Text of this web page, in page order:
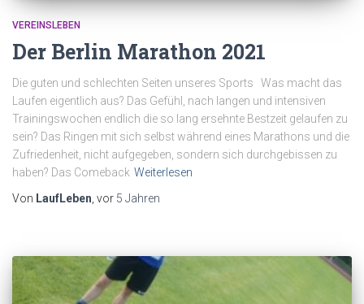
VEREINSLEBEN
Der Berlin Marathon 2021
Die guten und schlechten Seiten unseres Sports Was macht das
Laufen eigentlich aus? Das Gefühl, nach langen und intensiven
Trainingswochen endlich die so lang ersehnte Bestzeit gelaufen zu
sein? Das Ringen mit sich selbst während eines Marathons und die
Zufriedenheit, nicht aufgegeben, sondern sich durchgebissen zu
haben? Das Comeback Weiterlesen
Von LaufLeben , vor 5 Jahren